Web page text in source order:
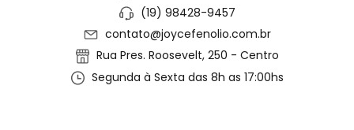
(19) 98428-9457
contato@joycefenolio.com.br
Rua Pres. Roosevelt, 250 - Centro
Segunda à Sexta das 8h as 17:00hs